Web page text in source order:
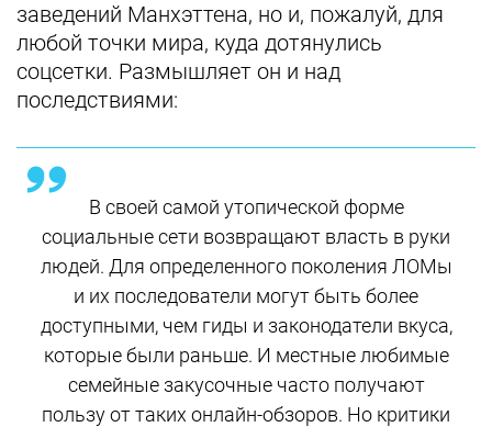
заведений Манхэттена, но и, пожалуй, для
любой точки мира, куда дотянулись
соцсетки. Размышляет он и над
последствиями:
В своей самой утопической форме
социальные сети возвращают власть в руки
людей. Для определенного поколения ЛОМы
и их последователи могут быть более
доступными, чем гиды и законодатели вкуса,
которые были раньше. И местные любимые
семейные закусочные часто получают
пользу от таких онлайн-обзоров. Но критики